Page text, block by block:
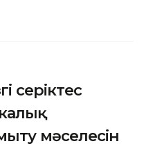
серіктес
мәселесін